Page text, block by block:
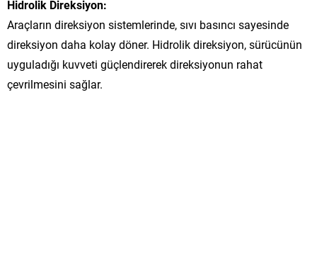
Hidrolik Direksiyon:
Araçların direksiyon sistemlerinde, sıvı basıncı sayesinde
direksiyon daha kolay döner. Hidrolik direksiyon, sürücünün
uyguladığı kuvveti güçlendirerek direksiyonun rahat
çevrilmesini sağlar.